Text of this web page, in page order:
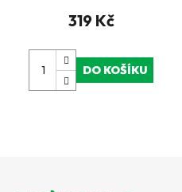
319 Kč
DO KOŠÍKU